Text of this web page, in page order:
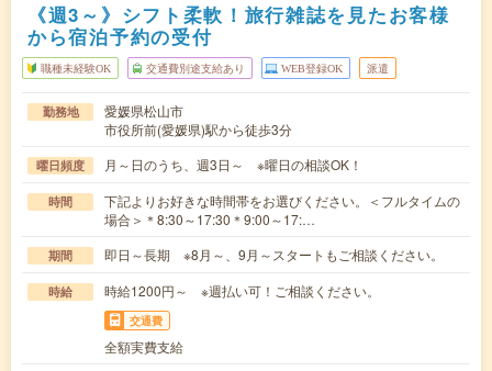
《週3～》シフト柔軟！旅行雑誌を見たお客様
から宿泊予約の受付
職種未経験OK 交通費別途支給あり WEB登録OK 派遣
勤務地
愛媛県松山市
市役所前(愛媛県)駅から徒歩3分
曜日頻度 月～日のうち、週3日～ ※曜日の相談OK！
時間
下記よりお好きな時間帯をお選びください。＜フルタイムの
場合＞＊8:30～17:30＊9:00～17:…
期間 即日～長期 ※8月～、9月～スタートもご相談ください。
時給 時給1200円～ ※週払い可！ご相談ください。
交通費
全額実費支給